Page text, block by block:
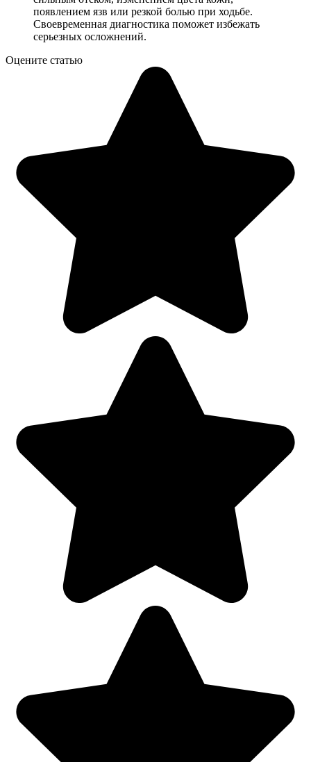
появлением язв или резкой болью при ходьбе.
Своевременная диагностика поможет избежать
серьезных осложнений.
Оцените статью